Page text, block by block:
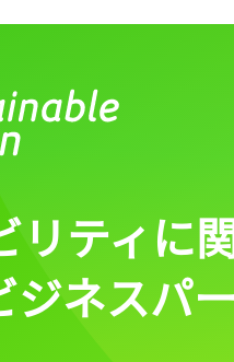
リティに
ジネスパ